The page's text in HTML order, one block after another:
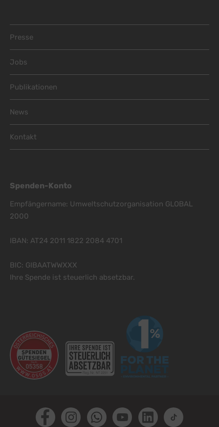
Presse
Jobs
Publikationen
News
Kontakt
Spenden-Konto
Empfängername: Umweltschutzorganisation GLOBAL
2000
IBAN: AT24 2011 1822 2084 4701
BIC: GIBAATWWXXX
Ihre Spende ist steuerlich absetzbar.